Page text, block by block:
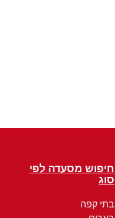
חיפוש מסעדה לפי
סוג
בתי קפה